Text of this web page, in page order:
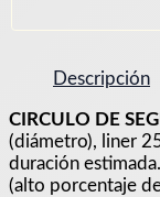
Descripción
CIRCULO DE
(diámetro), liner
duración estimada.
(alto porcentaje